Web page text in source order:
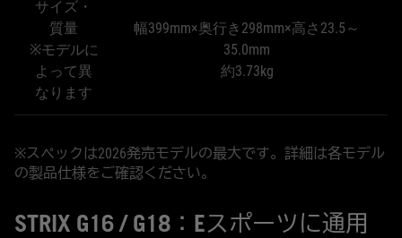
サイズ・
質量
※モデルに
よって異
なります
幅399mm×奥行き298mm×高さ23.5～
35.0mm
約3.73kg
※スペックは2026発売モデルの最大です。詳細は各モデル
の製品仕様をご確認ください。
STRIX G16 / G18：Eスポーツに通用